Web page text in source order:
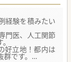
経験を積みたい
門医、人工関節
好立地！都内は
です。